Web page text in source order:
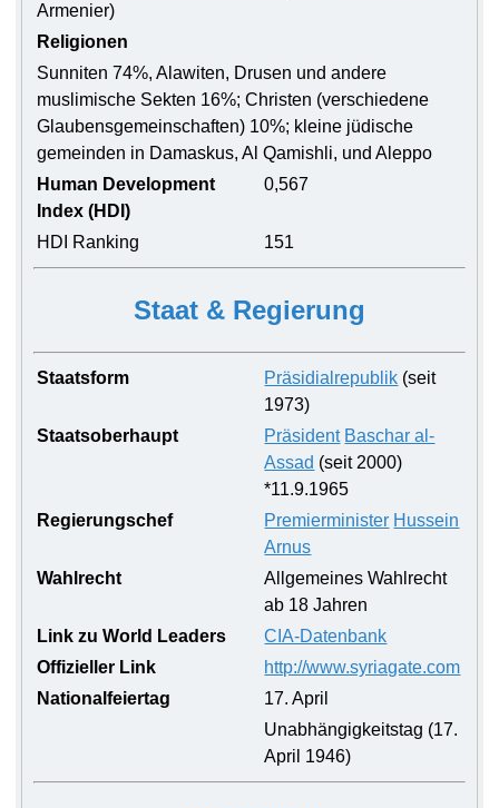
Armenier)
Religionen
Sunniten 74%, Alawiten, Drusen und andere
muslimische Sekten 16%; Christen (verschiedene
Glaubensgemeinschaften) 10%; kleine jüdische
gemeinden in Damaskus, Al Qamishli, und Aleppo
Human Development
Index (HDI)
0,567
HDI Ranking 151
Staat & Regierung
Staatsform Präsidialrepublik (seit
1973)
Staatsoberhaupt
Präsident Baschar al-
Assad (seit 2000)
*11.9.1965
Regierungschef
Premierminister Hussein
Arnus
Wahlrecht
Allgemeines Wahlrecht
ab 18 Jahren
Link zu World Leaders
CIA-Datenbank
Offizieller Link
http://www.syriagate.com
Nationalfeiertag
17. April
Unabhängigkeitstag (17.
April 1946)